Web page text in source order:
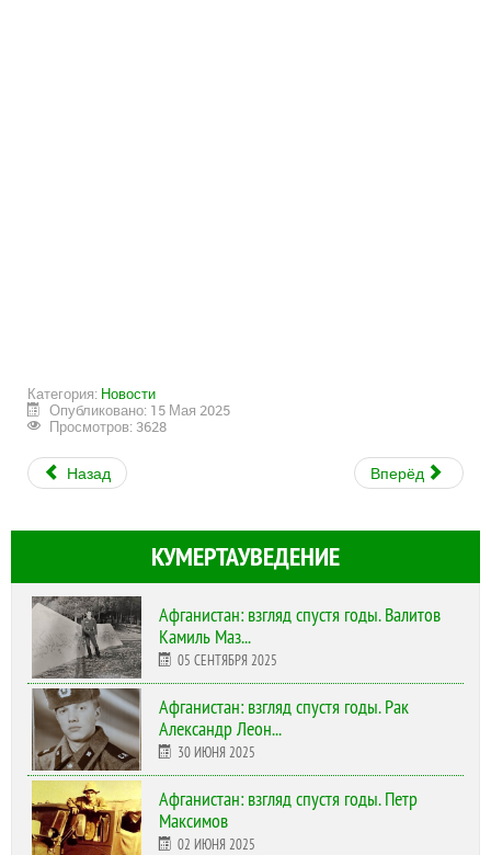
Категория: Новости
Опубликовано: 15 Мая 2025
Просмотров: 3628
Назад Вперёд
КУМЕРТАУВЕДЕНИЕ
Афганистан: взгляд спустя годы. Валитов
Камиль Маз...
05 СЕНТЯБРЯ 2025
Афганистан: взгляд спустя годы. Рак
Александр Леон...
30 ИЮНЯ 2025
Афганистан: взгляд спустя годы. Петр
Максимов
02 ИЮНЯ 2025